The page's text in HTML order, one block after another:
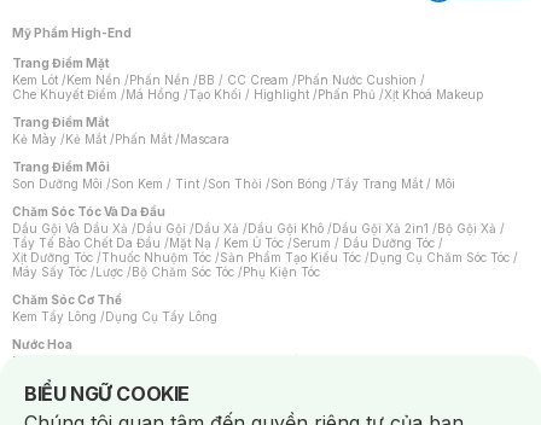
Mỹ Phẩm High-End
Trang Điểm Mặt
Kem Lót /Kem Nền /Phấn Nền /BB / CC Cream /Phấn Nước Cushion /
Che Khuyết Điểm /Má Hồng /Tạo Khối / Highlight /Phấn Phủ /Xịt Khoá Makeup
Trang Điểm Mắt
Kẻ Mày /Kẻ Mắt /Phấn Mắt /Mascara
Trang Điểm Môi
Son Dưỡng Môi /Son Kem / Tint /Son Thỏi /Son Bóng /Tẩy Trang Mắt / Môi
Chăm Sóc Tóc Và Da Đầu
Dầu Gội Và Dầu Xả /Dầu Gội /Dầu Xả /Dầu Gội Khô /Dầu Gội Xả 2in1 /Bộ Gội Xả /
Tẩy Tế Bào Chết Da Đầu /Mặt Nạ / Kem Ủ Tóc /Serum / Dầu Dưỡng Tóc /
Xịt Dưỡng Tóc /Thuốc Nhuộm Tóc /Sản Phẩm Tạo Kiểu Tóc /Dụng Cụ Chăm Sóc Tóc /
Máy Sấy Tóc /Lược /Bộ Chăm Sóc Tóc /Phụ Kiện Tóc
Chăm Sóc Cơ Thể
Kem Tẩy Lông /Dụng Cụ Tẩy Lông
Nước Hoa
Nước Hoa Nữ
Chăm Sóc Cá Nhân
Chống Muỗi /Khẩu Trang /Máy Massage/Mặt Nạ Xông Hơi /Nước Rửa Tay/
BIỂU NGỮ COOKIE
Notice about cookies usage